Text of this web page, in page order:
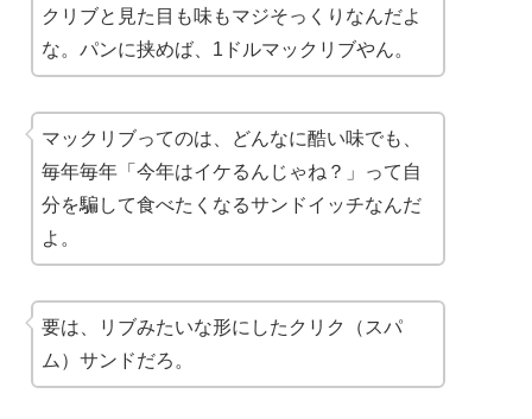
クリブと見た目も味もマジそっくり なんだよ
な。パンに挟めば、1ドルマックリブやん。
マックリブってのは、どんなに酷い味でも、
毎年毎年「今年はイケるんじゃね？」って 自
分を騙して食べたくなるサンドイッチなんだ
よ。
要は、リブみたいな形にしたクリク（スパ
ム）サンドだろ。